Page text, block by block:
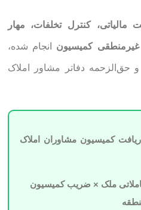
مالیاتی، کنترل تخلفات، مهار
کمیسیون انجام شده،
حق‌الزحمه دفاتر مشاور املاک
کمیسیون مشاوران املاک
ملک × ضریب کمیسیون